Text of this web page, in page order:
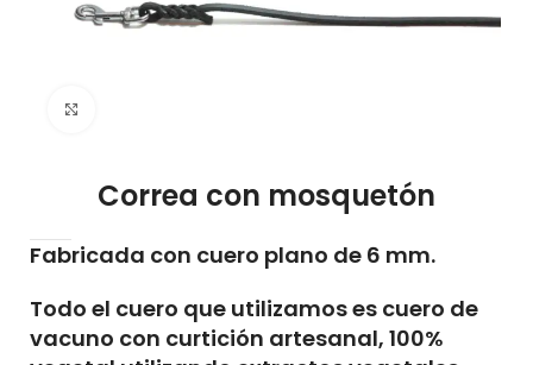
Correa con mosquetón
Fabricada con cuero plano de 6 mm.
Todo el cuero que utilizamos es cuero de
vacuno con curtición artesanal, 100%